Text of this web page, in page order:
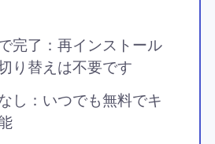
完了：再インストール
り替えは不要です
し：いつでも無料でキ